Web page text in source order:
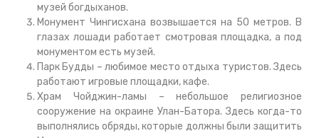
музей богдыханов.
Монумент Чингисхана возвышается на 50 метров. В
глазах лошади работает смотровая площадка, а под
монументом есть музей.
Парк Будды – любимое место отдыха туристов. Здесь
работают игровые площадки, кафе.
Храм Чойджин-ламы – небольшое религиозное
сооружение на окраине Улан-Батора. Здесь когда-то
выполнялись обряды, которые должны были защитить